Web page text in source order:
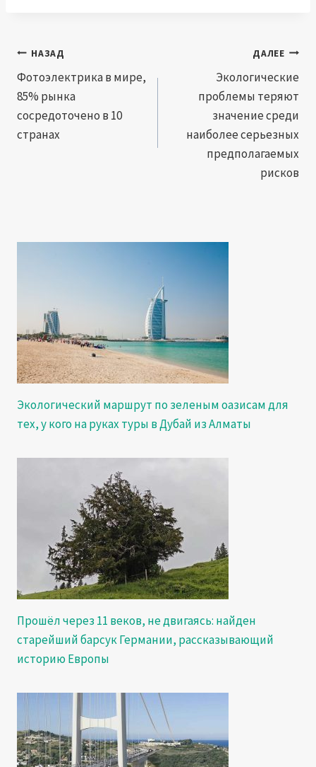
Навигация
по
записям
НАЗАД
Фотоэлектрика в мире,
85% рынка
сосредоточено в 10
странах
ДАЛЕЕ
Экологические
проблемы теряют
значение среди
наиболее серьезных
предполагаемых
рисков
Экологический маршрут по зеленым оазисам для
тех, у кого на руках туры в Дубай из Алматы
Прошёл через 11 веков, не двигаясь: найден
старейший барсук Германии, рассказывающий
историю Европы